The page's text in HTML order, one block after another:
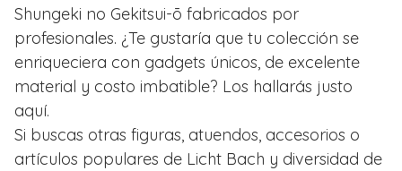
Shungeki no Gekitsui-ō fabricados por
profesionales. ¿Te gustaría que tu colección se
enriqueciera con gadgets únicos, de excelente
material y costo imbatible? Los hallarás justo
aquí.
Si buscas otras figuras, atuendos, accesorios o
artículos populares de Licht Bach y diversidad de